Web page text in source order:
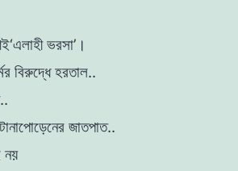
ভরসা’।
বিরুদ্ধে হরতাল..
জাতপাত..
নয়